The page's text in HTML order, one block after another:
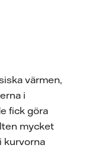
värmen,
i
fick göra
mycket
kurvorna